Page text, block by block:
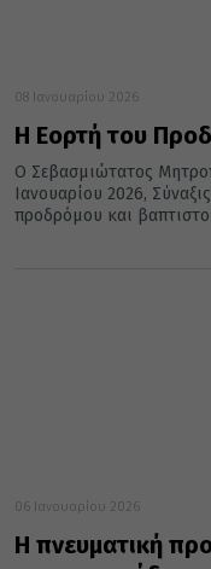
08 Ιανουαρίου 2026
Η Εορτή του
Ο Σεβασμιώτατος
Ιανουαρίου 2026,
προδρόμου και
06 Ιανουαρίου 2026
Η πνευματική